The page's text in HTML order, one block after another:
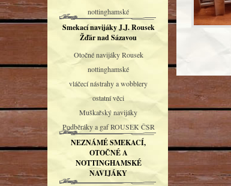
nottinghamské
Smekací navijáky J.J. Rousek
Žďár nad Sázavou
Otočné navijáky Rousek
nottinghamské
vláčecí nástrahy a wobblery
ostatní věci
Muškařský navijáky
Podběráky a gaf ROUSEK ČSR
NEZNÁMÉ SMEKACÍ,
OTOČNÉ A
NOTTINGHAMSKÉ
NAVIJÁKY